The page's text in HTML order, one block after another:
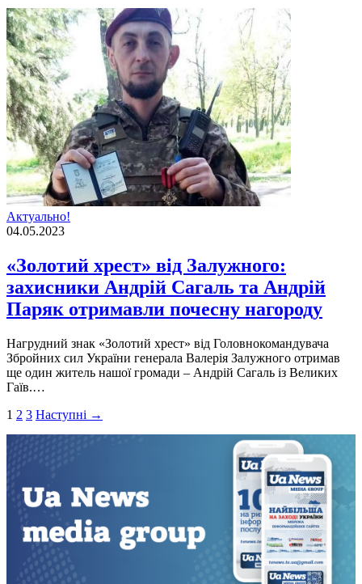
Актуально!
04.05.2023
«Золотий хрест» від Залужного:
захисники Андрій Сагаль та Андрій
Паряк отримавли почесну нагороду
Нагрудний знак «Золотий хрест» від Головнокомандувача
Збройних сил України генерала Валерія Залужного отримав
ще один житель нашої громади – Андрій Сагаль із Великих
Гаїв.…
Пагінація
записів
1 2 3 Наступні →